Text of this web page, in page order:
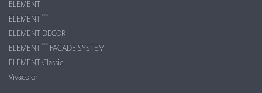
ELEMENT
ELEMENT
PRO
ELEMENT DECOR
ELEMENT
PRO
FACADE SYSTEM
ELEMENT Classic
Vivacolor